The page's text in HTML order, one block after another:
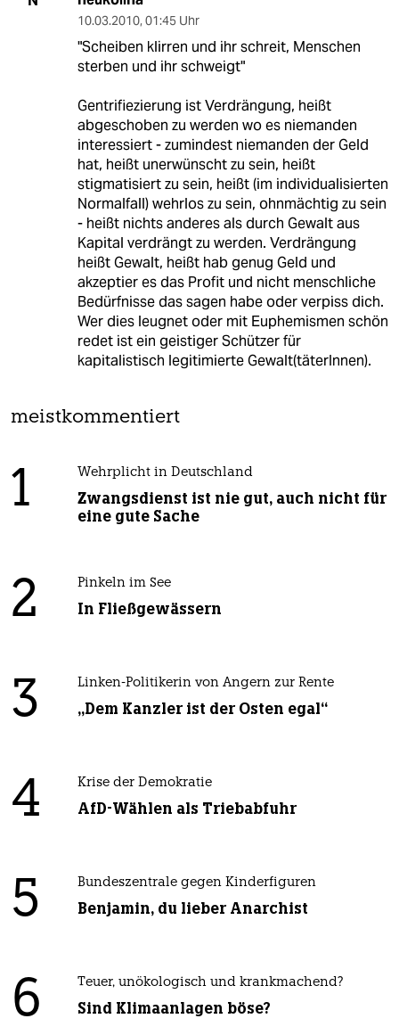
10.03.2010, 01:45 Uhr
"Scheiben klirren und ihr schreit, Menschen
sterben und ihr schweigt"
Gentrifiezierung ist Verdrängung, heißt
abgeschoben zu werden wo es niemanden
interessiert - zumindest niemanden der Geld
hat, heißt unerwünscht zu sein, heißt
stigmatisiert zu sein, heißt (im individualisierten
Normalfall) wehrlos zu sein, ohnmächtig zu sein
- heißt nichts anderes als durch Gewalt aus
Kapital verdrängt zu werden. Verdrängung
heißt Gewalt, heißt hab genug Geld und
akzeptier es das Profit und nicht menschliche
Bedürfnisse das sagen habe oder verpiss dich.
Wer dies leugnet oder mit Euphemismen schön
redet ist ein geistiger Schützer für
kapitalistisch legitimierte Gewalt(täterInnen).
meistkommentiert
1 Wehrplicht in Deutschland
Zwangsdienst ist nie gut, auch nicht für
eine gute Sache
2 Pinkeln im See
In Fließgewässern
3 Linken-Politikerin von Angern zur Rente
„Dem Kanzler ist der Osten egal“
4 Krise der Demokratie
AfD-Wählen als Triebabfuhr
5 Bundeszentrale gegen Kinderfiguren
Benjamin, du lieber Anarchist
6 Teuer, unökologisch und krankmachend?
Sind Klimaanlagen böse?